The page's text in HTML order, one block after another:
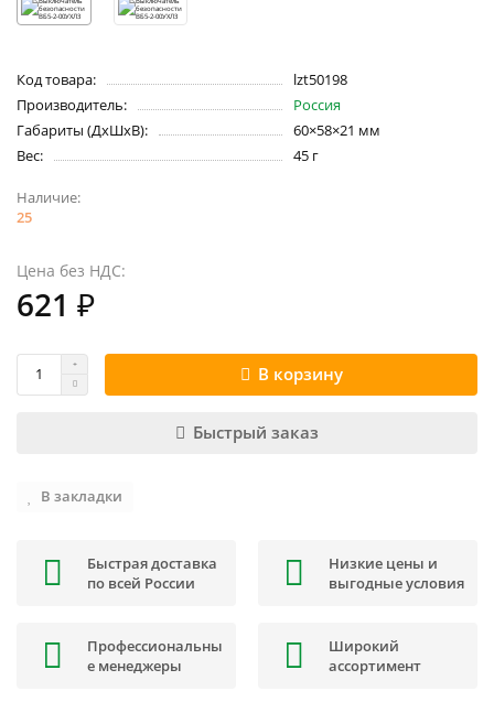
Код товара:
lzt50198
Производитель:
Россия
Габариты (ДхШхВ):
60×58×21 мм
Вес:
45 г
25
Цена без НДС:
621 ₽
В корзину
Быстрый заказ
В закладки
Быстрая доставка
по всей России
Низкие цены и
выгодные условия
Профессиональны
е менеджеры
Широкий
ассортимент